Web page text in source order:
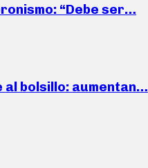
“Debe ser…
bolsillo: aumentan…